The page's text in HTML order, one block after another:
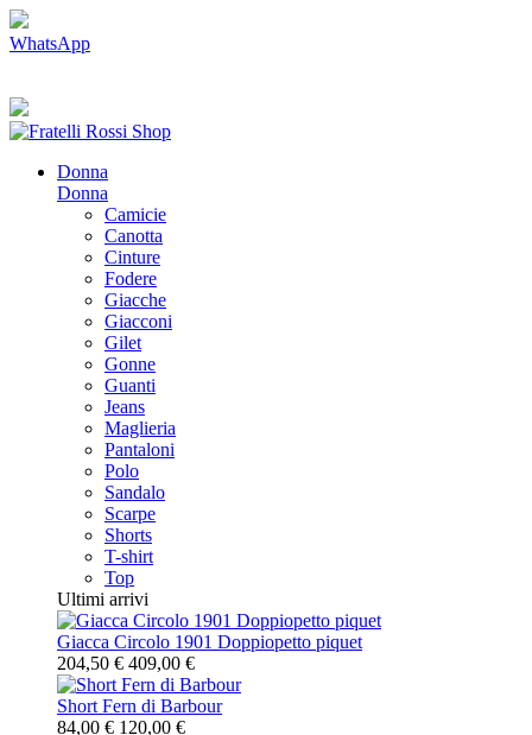
WhatsApp
Donna
Donna
Camicie
Canotta
Cinture
Fodere
Giacche
Giacconi
Gilet
Gonne
Guanti
Jeans
Maglieria
Pantaloni
Polo
Sandalo
Scarpe
Shorts
T-shirt
Top
Ultimi arrivi
Giacca Circolo 1901 Doppiopetto piquet
204,50 € 409,00 €
Short Fern di Barbour
84,00 € 120,00 €